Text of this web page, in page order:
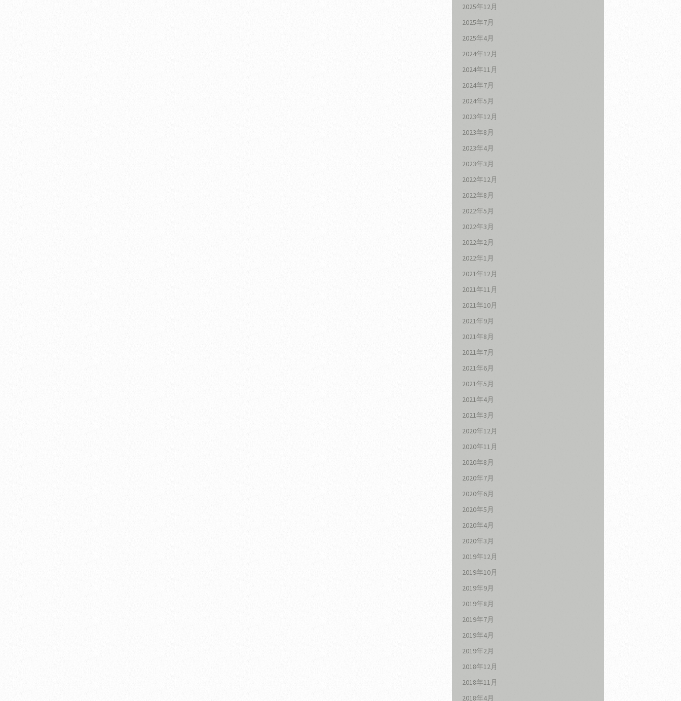
2025年12月
2025年7月
2025年4月
2024年12月
2024年11月
2024年7月
2024年5月
2023年12月
2023年8月
2023年4月
2023年3月
2022年12月
2022年8月
2022年5月
2022年3月
2022年2月
2022年1月
2021年12月
2021年11月
2021年10月
2021年9月
2021年8月
2021年7月
2021年6月
2021年5月
2021年4月
2021年3月
2020年12月
2020年11月
2020年8月
2020年7月
2020年6月
2020年5月
2020年4月
2020年3月
2019年12月
2019年10月
2019年9月
2019年8月
2019年7月
2019年4月
2019年2月
2018年12月
2018年11月
2018年4月